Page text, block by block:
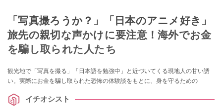
「写真撮ろうか？」「日本のアニメ好き」
旅先の親切な声かけに要注意！海外でお金
を騙し取られた人たち
観光地で「写真を撮る」「日本語を勉強中」と近づいてくる現地人の甘い誘
い。実際にお金を騙し取られた恐怖の体験談をもとに、身を守るための
イチオシスト